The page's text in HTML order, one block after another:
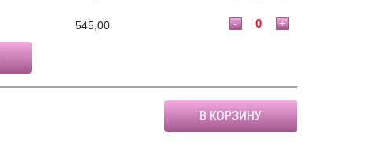
545,00 +
-
В КОРЗИНУ